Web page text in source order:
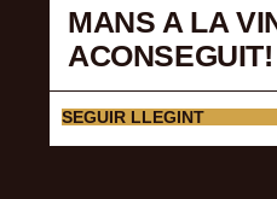
MANS A LA
ACONSEGUIT!
SEGUIR LLEGINT